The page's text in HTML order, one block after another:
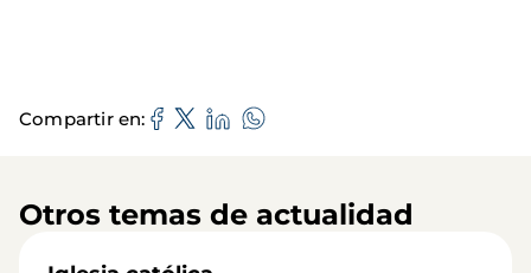
Compartir en
Otros temas de actualidad